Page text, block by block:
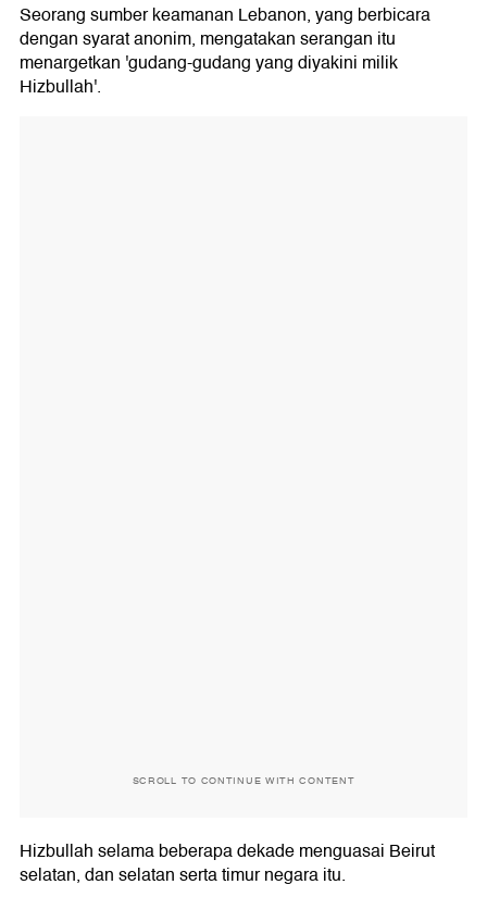
Seorang sumber keamanan Lebanon, yang berbicara
dengan syarat anonim, mengatakan serangan itu
menargetkan 'gudang-gudang yang diyakini milik
Hizbullah'.
SCROLL TO CONTINUE WITH CONTENT
Hizbullah selama beberapa dekade menguasai Beirut
selatan, dan selatan serta timur negara itu.